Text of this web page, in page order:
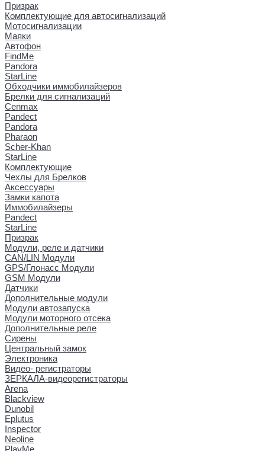
Призрак
Комплектующие для автосигнализаций
Мотосигнализации
Маяки
Автофон
FindMe
Pandora
StarLine
Обходчики иммобилайзеров
Брелки для сигнализаций
Cenmax
Pandect
Pandora
Pharaon
Scher-Khan
StarLine
Комплектующие
Чехлы для Брелков
Аксессуары
Замки капота
Иммобилайзеры
Pandect
StarLine
Призрак
Модули, реле и датчики
CAN/LIN Модули
GPS/Глонасс Модули
GSM Модули
Датчики
Дополнительные модули
Модули автозапуска
Модули моторного отсека
Дополнительные реле
Сирены
Центральный замок
Электроника
Видео- регистраторы
ЗЕРКАЛА-видеорегистраторы
Arena
Blackview
Dunobil
Eplutus
Inspector
Neoline
PlayMe